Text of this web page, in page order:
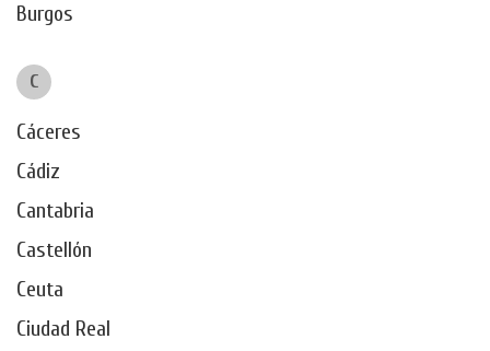
Burgos
C
Cáceres
Cádiz
Cantabria
Castellón
Ceuta
Ciudad Real